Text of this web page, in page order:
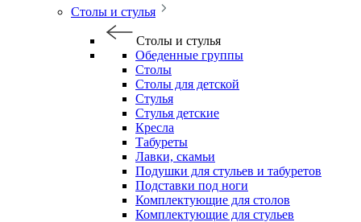
Столы и стулья
Столы и стулья
Обеденные группы
Столы
Столы для детской
Стулья
Стулья детские
Кресла
Табуреты
Лавки, скамьи
Подушки для стульев и табуретов
Подставки под ноги
Комплектующие для столов
Комплектующие для стульев